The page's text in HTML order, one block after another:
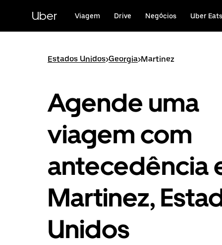
conteúdo
Uber Viagem Drive Negócios Uber Eats
Estados Unidos>Georgia>Martinez
Agende uma
viagem com
antecedência
Martinez,
Unidos